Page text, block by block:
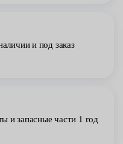
и под заказ
и запасные части 1 год